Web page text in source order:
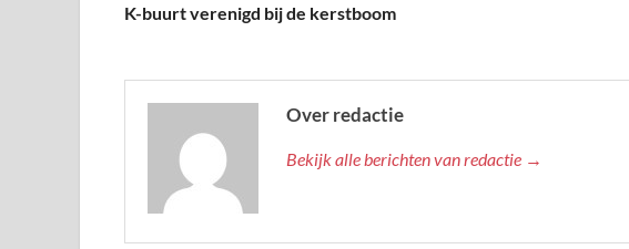
K-buurt verenigd bij de kerstboom
Over redactie
Bekijk alle berichten van redactie →